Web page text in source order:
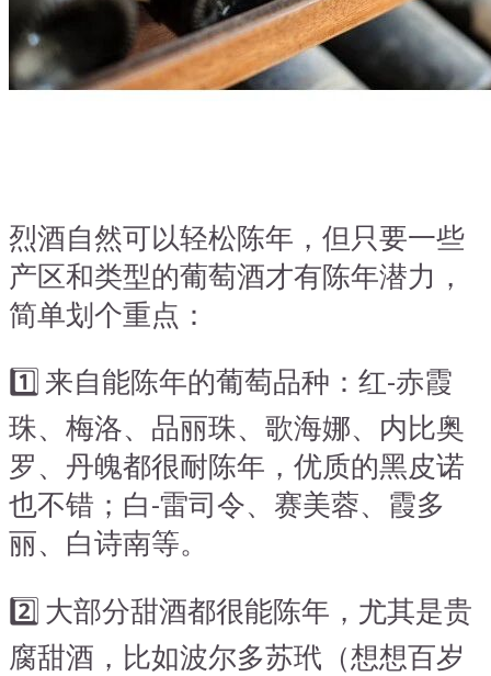
烈酒自然可以轻松陈年，但只要一些
产区和类型的葡萄酒才有陈年潜力，
简单划个重点：
1️⃣ 来自能陈年的葡萄品种：红-赤霞
珠、梅洛、品丽珠、歌海娜、内比奥
罗、丹魄都很耐陈年，优质的黑皮诺
也不错；白-雷司令、赛美蓉、霞多
丽、白诗南等。
2️⃣ 大部分甜酒都很能陈年，尤其是贵
腐甜酒，比如波尔多苏玳（想想百岁